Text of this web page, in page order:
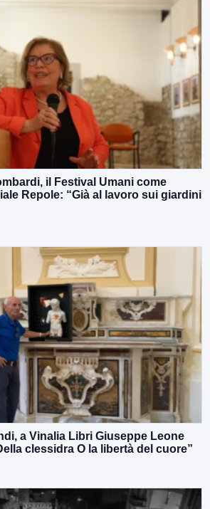
il Festival Umani come
Repole: “Già al lavoro sui giardini
a Vinalia Libri Giuseppe Leone
clessidra O la libertà del cuore”